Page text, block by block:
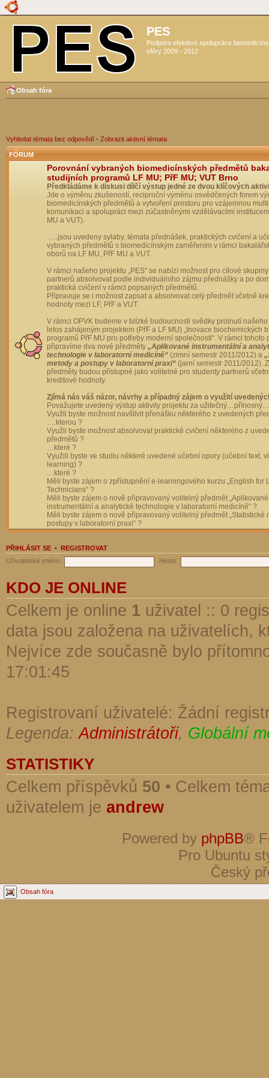
PES
Podpora efektivní spolupráce
sféry 2009 - 2012
Obsah fóra
Vyhledat témata bez odpovědí • Zobrazit aktivní témata
FÓRUM
Porovnání vybraných biomedicínských předmětů
studijních programů LF MU; PřF MU; VUT Brno
Předkládáme k diskusi dílčí výstup jedné ze dvou klíčových
Jde o výměnu zkušeností, reciproční výměnu osvědčených forem
biomedicínských předmětů a vytvoření prostoru pro vzájemnou
komunikaci a spolupráci mezi zúčastněnými vzdělávacími
MU a VUT).
…..jsou uvedeny sylaby, témata přednášek, praktických cvičení a
vybraných předmětů s biomedicínským zaměřením v rámci
oborů na LF MU, PřF MU a VUT.
V rámci našeho projektu „PES“ se nabízí možnost pro cílové
partnerů absolvovat podle individuálního zájmu přednášky a po
praktická cvičení v rámci popsaných předmětů.
Připravuje se i možnost zapsat a absolvovat celý předmět včetně
hodnoty mezi LF, PřF a VUT.
V rámci OPVK budeme v blízké budoucnosti svědky prolnutí
letos zahájeným projektem (PřF a LF MU) „Inovace biochemických
programů PřF MU pro potřeby moderní společnosti“. V rámci tohoto
připravíme dva nové předměty „Aplikované instrumentální a
technologie v laboratorní medicíně“ (zimní semestr 2011/2012) a
metody a postupy v laboratorní praxi“ (jarní semestr 2011/2012).
předměty budou přístupné jako volitelné pro studenty partnerů
kreditové hodnoty.
Zjímá nás váš názor, návrhy a případný zájem o využití
Považujete uvedený výstup aktivity projektu za
Využli byste možnost navštívit přenášku některého z uvedených
….kterou ?
Využli byste možnost absolvovat praktické cvičení některého z
předmětů ?
…které ?
Využili byste ve studiu některé uvedené učební opory (učební text,
learning) ?
…které ?
Měli byste zájem o zpřístupnění e-learningového kurzu „English for
Technicians“ ?
Měli byste zájem o nově připravovaný volitelný předmět „Aplikované
instrumentální a analytické technologie v laboratorní medicíně“ ?
Měli byste zájem o nově připravovaný volitelný předmět „Statistické
postupy v laboratorní praxi“ ?
PŘIHLÁSIT SE • REGISTROVAT
Uživatelské jméno:
Heslo:
KDO JE ONLINE
Celkem je online 1 uživatel :: 0
data jsou založena na uživatelích,
Nejvíce zde současně bylo
17:01:45
Registrovaní uživatelé: Žádní
Legenda:Administrátoři, Globální
STATISTIKY
Celkem příspěvků 50 • Celkem
uživatelem je andrew
Powered by phpBB®
Pro Ubuntu
Český
Obsah fóra